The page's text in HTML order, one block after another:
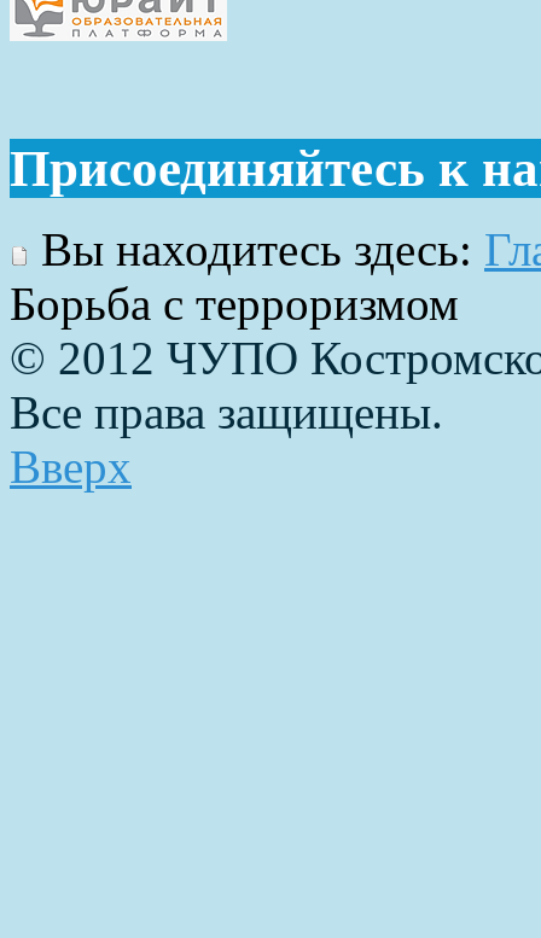
Присоединяйтесь к
Вы находитесь здесь:
Борьба с терроризмом
© 2012 ЧУПО
Все права защищены.
Вверх